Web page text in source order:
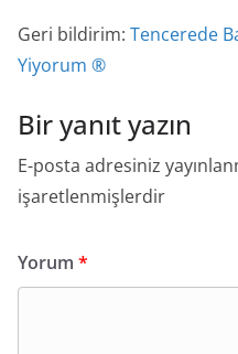
Geri bildirim: Tencerede
Yiyorum ®
Bir yanıt yazın
E-posta adresiniz
işaretlenmişlerdir
Yorum *